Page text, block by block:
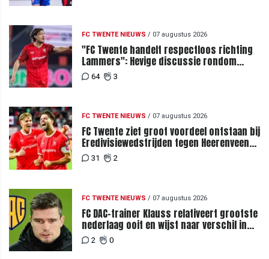
FC TWENTE NIEUWS / 07 augustus 2026
"FC Twente handelt respectloos richting
Lammers": Hevige discussie rondom
degradatie tot derde spits
64 3
FC TWENTE NIEUWS / 07 augustus 2026
FC Twente ziet groot voordeel ontstaan bij
Eredivisiewedstrijden tegen Heerenveen
en PEC Zwolle
31 2
FC TWENTE NIEUWS / 07 augustus 2026
FC DAC-trainer Klauss relativeert grootste
nederlaag ooit en wijst naar verschil in
selectiewaarden
2 0